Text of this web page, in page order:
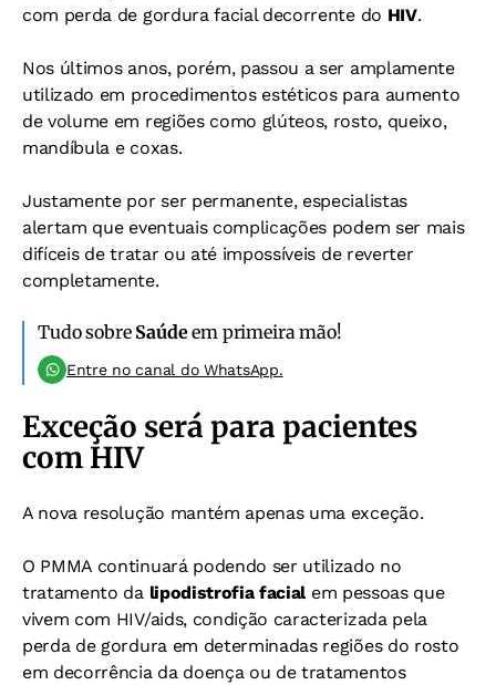
com perda de gordura facial decorrente do HIV.
Nos últimos anos, porém, passou a ser amplamente
utilizado em procedimentos estéticos para aumento
de volume em regiões como glúteos, rosto, queixo,
mandíbula e coxas.
Justamente por ser permanente, especialistas
alertam que eventuais complicações podem ser mais
difíceis de tratar ou até impossíveis de reverter
completamente.
Tudo sobre Saúdeem primeira mão!
Entre no canal do WhatsApp.
Exceção será para pacientes
com HIV
A nova resolução mantém apenas uma exceção.
O PMMA continuará podendo ser utilizado no
tratamento da lipodistrofia facialem pessoas que
vivem com HIV/aids, condição caracterizada pela
perda de gordura em determinadas regiões do rosto
em decorrência da doença ou de tratamentos